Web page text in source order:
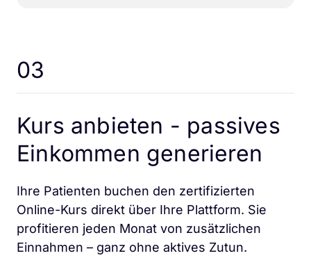
03
Kurs anbieten - passives
Einkommen generieren
Ihre Patienten buchen den zertifizierten
Online-Kurs direkt über Ihre Plattform. Sie
profitieren jeden Monat von zusätzlichen
Einnahmen – ganz ohne aktives Zutun.